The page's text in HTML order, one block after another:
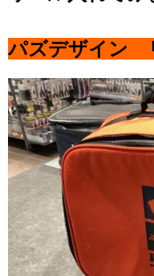
パズデザイン